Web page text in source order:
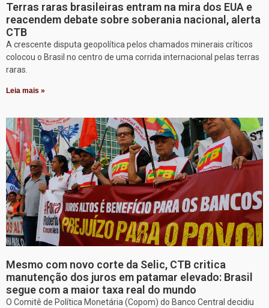
Terras raras brasileiras entram na mira dos EUA e
reacendem debate sobre soberania nacional, alerta
CTB
A crescente disputa geopolítica pelos chamados minerais críticos
colocou o Brasil no centro de uma corrida internacional pelas terras
raras.
Leia mais »
Mesmo com novo corte da Selic, CTB critica
manutenção dos juros em patamar elevado: Brasil
segue com a maior taxa real do mundo
O Comitê de Política Monetária (Copom) do Banco Central decidiu